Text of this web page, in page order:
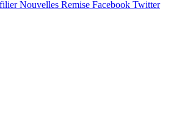
Nouvelles Remise Facebook Twitter